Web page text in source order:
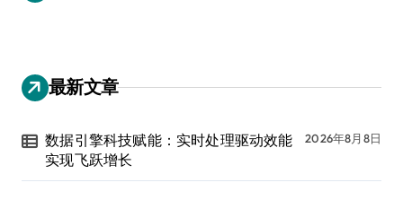
最新文章
数据引擎科技赋能：实时处理驱动效能
实现飞跃增长
2026年8月8日